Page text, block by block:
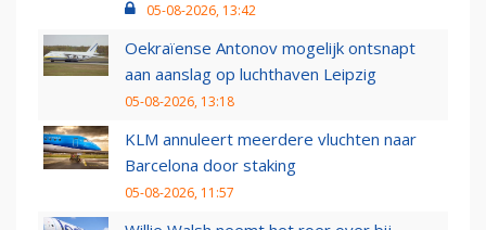
05-08-2026, 13:42
Oekraïense Antonov mogelijk ontsnapt
aan aanslag op luchthaven Leipzig
05-08-2026, 13:18
KLM annuleert meerdere vluchten naar
Barcelona door staking
05-08-2026, 11:57